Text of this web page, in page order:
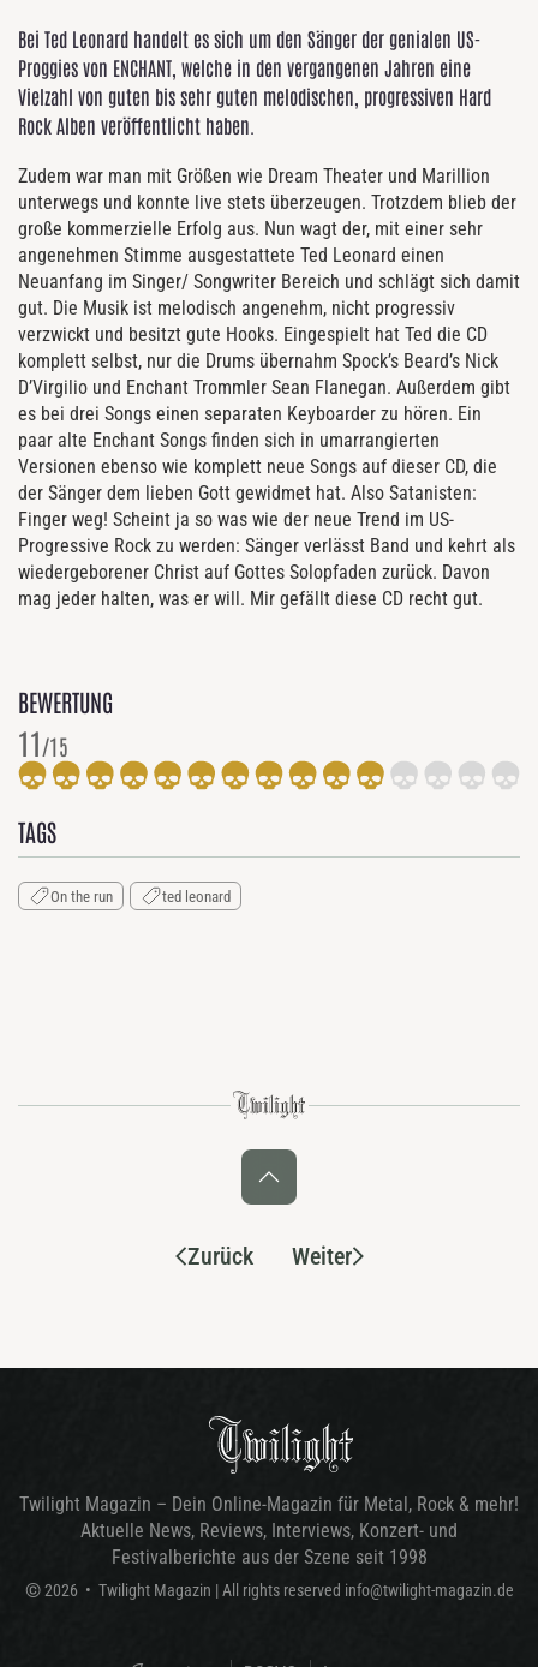
Bei Ted Leonard handelt es sich um den Sänger der genialen US-
Proggies von ENCHANT, welche in den vergangenen Jahren eine
Vielzahl von guten bis sehr guten melodischen, progressiven Hard
Rock Alben veröffentlicht haben.
Zudem war man mit Größen wie Dream Theater und Marillion
unterwegs und konnte live stets überzeugen. Trotzdem blieb der
große kommerzielle Erfolg aus. Nun wagt der, mit einer sehr
angenehmen Stimme ausgestattete Ted Leonard einen
Neuanfang im Singer/ Songwriter Bereich und schlägt sich damit
gut. Die Musik ist melodisch angenehm, nicht progressiv
verzwickt und besitzt gute Hooks. Eingespielt hat Ted die CD
komplett selbst, nur die Drums übernahm Spock’s Beard’s Nick
D’Virgilio und Enchant Trommler Sean Flanegan. Außerdem gibt
es bei drei Songs einen separaten Keyboarder zu hören. Ein
paar alte Enchant Songs finden sich in umarrangierten
Versionen ebenso wie komplett neue Songs auf dieser CD, die
der Sänger dem lieben Gott gewidmet hat. Also Satanisten:
Finger weg! Scheint ja so was wie der neue Trend im US-
Progressive Rock zu werden: Sänger verlässt Band und kehrt als
wiedergeborener Christ auf Gottes Solopfaden zurück. Davon
mag jeder halten, was er will. Mir gefällt diese CD recht gut.
BEWERTUNG
11/15
TAGS
On the run ted leonard
Zurück Weiter
Twilight Magazin – Dein Online-Magazin für Metal, Rock & mehr!
Aktuelle News, Reviews, Interviews, Konzert- und
Festivalberichte aus der Szene seit 1998
© 2026 • Twilight Magazin | All rights reserved info@twilight-magazin.de